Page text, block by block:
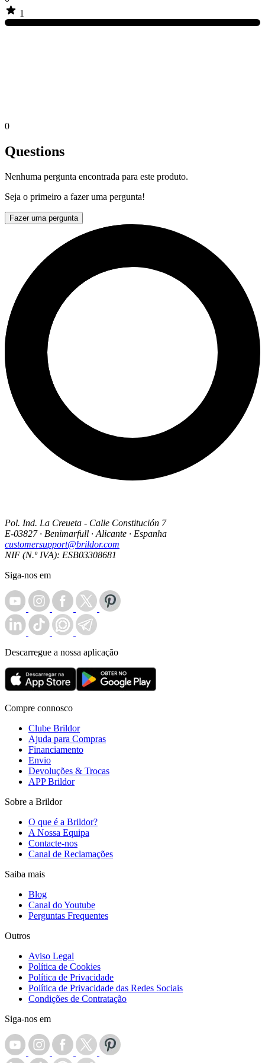
1
0
Questions
Nenhuma pergunta encontrada para este produto.
Seja o primeiro a fazer uma pergunta!
Fazer uma pergunta
Pol. Ind. La Creueta - Calle Constitución 7
E-03827 · Benimarfull · Alicante · Espanha
customersupport@brildor.com
NIF (N.º IVA): ESB03308681
Siga-nos em
Descarregue a nossa aplicação
Compre connosco
Clube Brildor
Ajuda para Compras
Financiamento
Envio
Devoluções & Trocas
APP Brildor
Sobre a Brildor
O que é a Brildor?
A Nossa Equipa
Contacte-nos
Canal de Reclamações
Saiba mais
Blog
Canal do Youtube
Perguntas Frequentes
Outros
Aviso Legal
Política de Cookies
Política de Privacidade
Política de Privacidade das Redes Sociais
Condições de Contratação
Siga-nos em